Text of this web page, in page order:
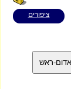
ציפורים